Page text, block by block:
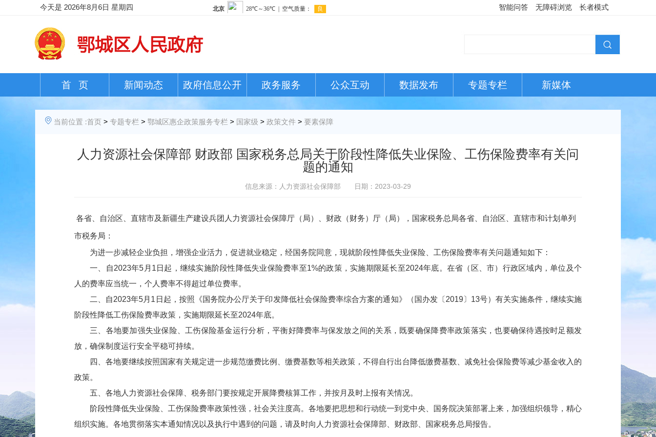
今天是 2026年8月6日 星期四 智能问答 无障碍浏览 长者模式
首 页 新闻动态 政府信息公开 政务服务 公众互动 数据发布 专题专栏 新媒体
当前位置 :首页 > 专题专栏 > 鄂城区惠企政策服务专栏 > 国家级 > 政策文件 > 要素保障
人力资源社会保障部 财政部 国家税务总局关于阶段性降低失业保险、工伤保险费率有关问
题的通知
信息来源：人力资源社会保障部 日期：2023-03-29
各省、自治区、直辖市及新疆生产建设兵团人力资源社会保障厅（局）、财政（财务）厅（局），国家税务总局各省、自治区、直辖市和计划单列
市税务局：
为进一步减轻企业负担，增强企业活力，促进就业稳定，经国务院同意，现就阶段性降低失业保险、工伤保险费率有关问题通知如下：
一、自2023年5月1日起，继续实施阶段性降低失业保险费率至1%的政策，实施期限延长至2024年底。在省（区、市）行政区域内，单位及个
人的费率应当统一，个人费率不得超过单位费率。
二、自2023年5月1日起，按照《国务院办公厅关于印发降低社会保险费率综合方案的通知》（国办发〔2019〕13号）有关实施条件，继续实施
阶段性降低工伤保险费率政策，实施期限延长至2024年底。
三、各地要加强失业保险、工伤保险基金运行分析，平衡好降费率与保发放之间的关系，既要确保降费率政策落实，也要确保待遇按时足额发
放，确保制度运行安全平稳可持续。
四、各地要继续按照国家有关规定进一步规范缴费比例、缴费基数等相关政策，不得自行出台降低缴费基数、减免社会保险费等减少基金收入的
政策。
五、各地人力资源社会保障、税务部门要按规定开展降费核算工作，并按月及时上报有关情况。
阶段性降低失业保险、工伤保险费率政策性强，社会关注度高。各地要把思想和行动统一到党中央、国务院决策部署上来，加强组织领导，精心
组织实施。各地贯彻落实本通知情况以及执行中遇到的问题，请及时向人力资源社会保障部、财政部、国家税务总局报告。